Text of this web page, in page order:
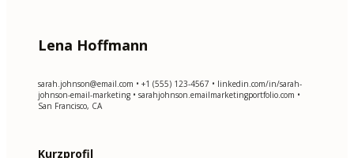
Lena Hoffmann
sarah.johnson@email.com • +1 (555) 123-4567 • linkedin.com/in/sarah-
johnson-email-marketing • sarahjohnson.emailmarketingportfolio.com •
San Francisco, CA
Kurzprofil